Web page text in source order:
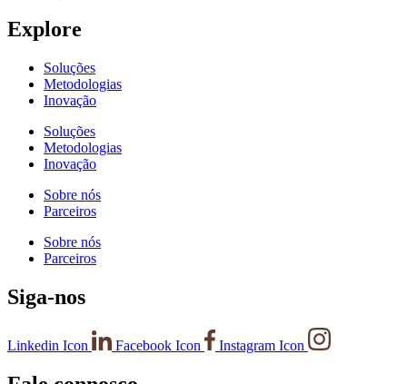
Explore
Soluções
Metodologias
Inovação
Soluções
Metodologias
Inovação
Sobre nós
Parceiros
Sobre nós
Parceiros
Siga-nos
Linkedin Icon Facebook Icon Instagram Icon